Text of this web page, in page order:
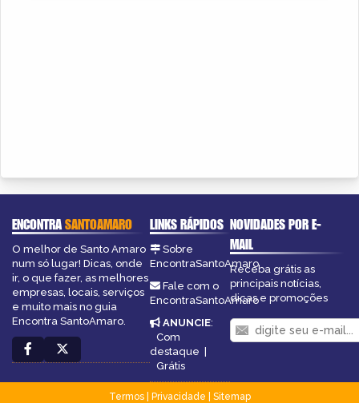
ENCONTRASANTOAMARO
O melhor de Santo Amaro
num só lugar! Dicas, onde
ir, o que fazer, as melhores
empresas, locais, serviços
e muito mais no guia
Encontra SantoAmaro.
LINKS RÁPIDOS
Sobre
EncontraSantoAmaro
Fale com o
EncontraSantoAmaro
ANUNCIE:
Com
destaque |
Grátis
NOVIDADES POR E-
MAIL
Receba grátis as
principais notícias,
dicas e promoções
Termos| Privacidade
Sitemap